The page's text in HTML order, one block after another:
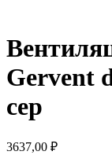
Gervent
сер
3637,00 ₽